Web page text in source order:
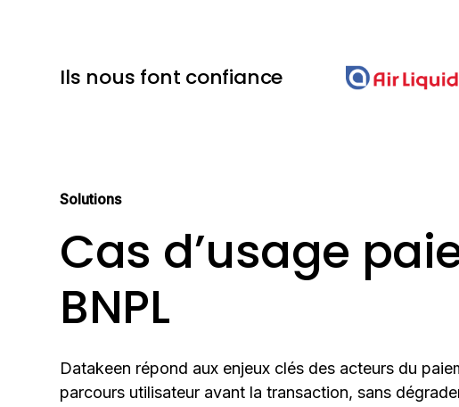
Ils nous font confiance
Solutions
Cas d’usage
BNPL
Datakeen répond aux enjeux clés des acteurs du
parcours utilisateur avant la transaction, sans